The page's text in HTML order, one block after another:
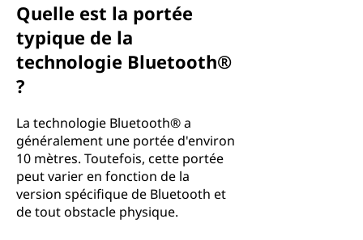
Quelle est la portée
typique de la
technologie Bluetooth®
?
La technologie Bluetooth® a
généralement une portée d'environ
10 mètres. Toutefois, cette portée
peut varier en fonction de la
version spécifique de Bluetooth et
de tout obstacle physique.